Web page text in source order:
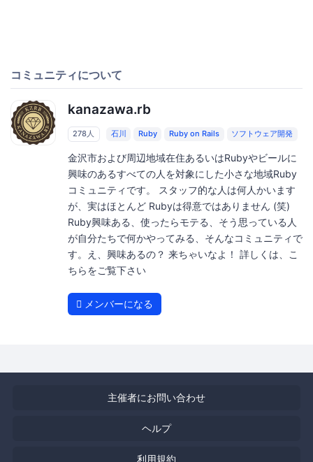
コミュニティについて
kanazawa.rb
278人 石川 Ruby Ruby on Rails ソフトウェア開発
金沢市および周辺地域在住あるいはRubyやビールに
興味のあるすべての人を対象にした小さな地域Ruby
コミュニティです。 スタッフ的な人は何人かいます
が、実はほとんど Rubyは得意ではありません (笑)
Ruby興味ある、使ったらモテる、そう思っている人
が自分たちで何かやってみる、そんなコミュニティで
す。え、興味あるの？ 来ちゃいなよ！ 詳しくは、こ
ちらをご覧下さい
メンバーになる
主催者にお問い合わせ
ヘルプ
利用規約